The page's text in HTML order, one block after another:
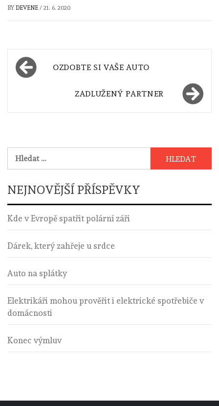
BY DEVENE / 21. 6. 2020
Navigace
pro
příspěvek
OZDOBTE SI VAŠE AUTO
ZADLUŽENÝ PARTNER
NEJNOVĚJŠÍ PŘÍSPĚVKY
Kde v Evropě spatřit polární záři
Dárek, který zahřeje u srdce
Auto na splátky
Elektrikáři mohou prověřit i elektrické spotřebiče v
domácnosti
Konec výmluv